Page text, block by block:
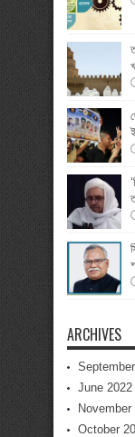
ARCHIVES
June 2022
November
October